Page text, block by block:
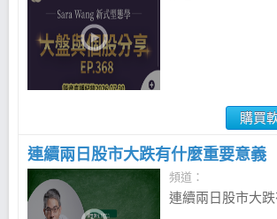
購買
連續兩日股市大跌有什麼重要意義
頻道：
連續兩日股市大